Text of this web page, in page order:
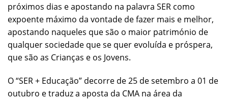
próximos dias e apostando na palavra SER como
expoente máximo da vontade de fazer mais e melhor,
apostando naqueles que são o maior património de
qualquer sociedade que se quer evoluída e próspera,
que são as Crianças e os Jovens.
O “SER + Educação” decorre de 25 de setembro a 01 de
outubro e traduz a aposta da CMA na área da